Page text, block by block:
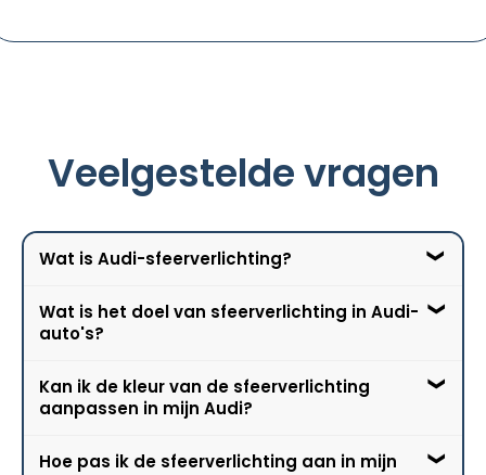
Veelgestelde vragen
Wat is Audi-sfeerverlichting?
Audi-sfeerverlichting is een
verlichtingssysteem dat is geïntegreerd in het
meerdere LED-lampen die subtiel zijn
geplaatst in de deurpanelen, dashboard,
cabine.
Wat is het doel van sfeerverlichting in Audi-
auto's?
Het doel van sfeerverlichting is om de sfeer en
ambiance in de auto te verbeteren. Het kan
en intensiteitsniveaus om de stemming van
Kan ik de kleur van de sfeerverlichting
aanpassen in mijn Audi?
Ja, veel moderne Audi-modellen bieden de
Hoe pas ik de sfeerverlichting aan in mijn